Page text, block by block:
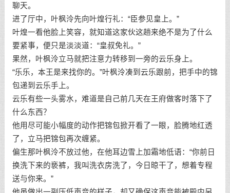
聊天。
进了厅中，叶枫泠先向叶煌行礼：“臣参见皇上。”
叶煌一看他脸上笑容，就知道这家伙这趟来绝不是为了什么
要紧事，便只是淡淡道：“皇叔免礼。”
果然，叶枫泠立马就把注意力转移到一旁的云乐身上。
“乐乐，本王是来找你的。”叶枫泠凑到云乐跟前，把手中的锦
包递到云乐手上。
云乐有些一头雾水，难道是自己前几天在王府做客时落下了
什么东西？
他用尽可能小幅度的动作把锦包掀开看了一眼，脸腾地红透
了，立马把锦包再次缠紧。
偏生那叶枫泠不放过他，在他耳边雪上加霜地低语：“你前日
换洗下来的亵裤，我叫洗衣房洗了，今日晾干了，想着专程
送与你来。”